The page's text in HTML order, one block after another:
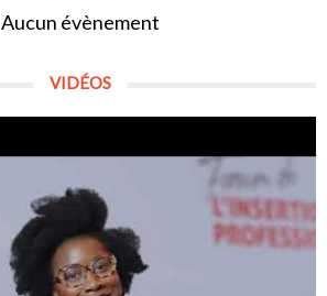
Aucun évènement
VIDÉOS